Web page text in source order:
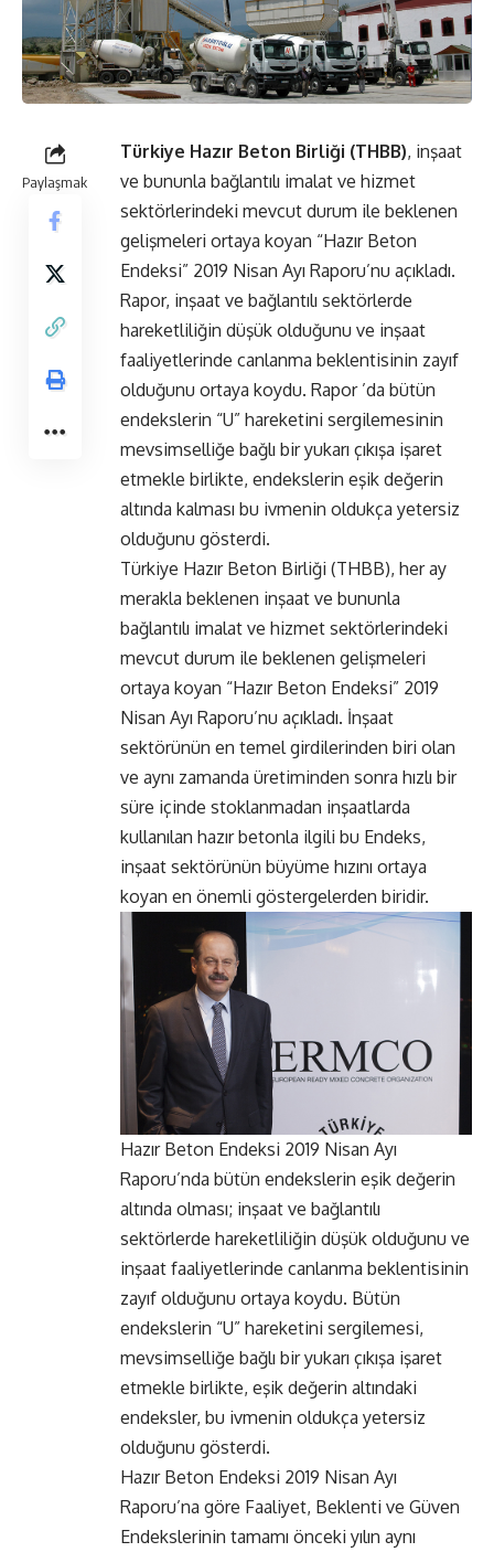
Paylaşmak
Türkiye Hazır Beton Birliği (THBB), inşaat
ve bununla bağlantılı imalat ve hizmet
sektörlerindeki mevcut durum ile beklenen
gelişmeleri ortaya koyan “Hazır Beton
Endeksi” 2019 Nisan Ayı Raporu’nu açıkladı.
Rapor, inşaat ve bağlantılı sektörlerde
hareketliliğin düşük olduğunu ve inşaat
faaliyetlerinde canlanma beklentisinin zayıf
olduğunu ortaya koydu. Rapor ’da bütün
endekslerin “U” hareketini sergilemesinin
mevsimselliğe bağlı bir yukarı çıkışa işaret
etmekle birlikte, endekslerin eşik değerin
altında kalması bu ivmenin oldukça yetersiz
olduğunu gösterdi.
Türkiye Hazır Beton Birliği (THBB), her ay
merakla beklenen inşaat ve bununla
bağlantılı imalat ve hizmet sektörlerindeki
mevcut durum ile beklenen gelişmeleri
ortaya koyan “Hazır Beton Endeksi” 2019
Nisan Ayı Raporu’nu açıkladı. İnşaat
sektörünün en temel girdilerinden biri olan
ve aynı zamanda üretiminden sonra hızlı bir
süre içinde stoklanmadan inşaatlarda
kullanılan hazır betonla ilgili bu Endeks,
inşaat sektörünün büyüme hızını ortaya
koyan en önemli göstergelerden biridir.
Hazır Beton Endeksi 2019 Nisan Ayı
Raporu’nda bütün endekslerin eşik değerin
altında olması; inşaat ve bağlantılı
sektörlerde hareketliliğin düşük olduğunu ve
inşaat faaliyetlerinde canlanma beklentisinin
zayıf olduğunu ortaya koydu. Bütün
endekslerin “U” hareketini sergilemesi,
mevsimselliğe bağlı bir yukarı çıkışa işaret
etmekle birlikte, eşik değerin altındaki
endeksler, bu ivmenin oldukça yetersiz
olduğunu gösterdi.
Hazır Beton Endeksi 2019 Nisan Ayı
Raporu’na göre Faaliyet, Beklenti ve Güven
Endekslerinin tamamı önceki yılın aynı